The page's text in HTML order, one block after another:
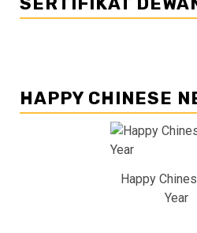
HAPPY CHINESE
Happy
Year